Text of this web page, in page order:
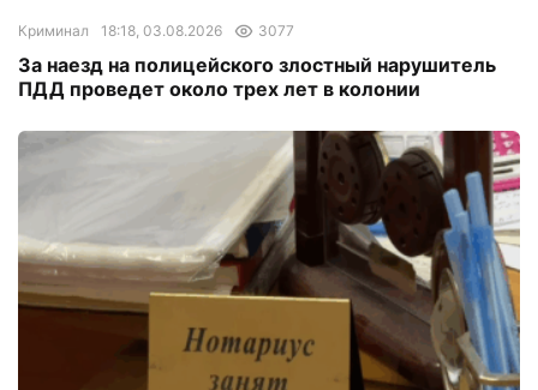
Криминал 18:18, 03.08.2026 3077
За наезд на полицейского злостный нарушитель
ПДД проведет около трех лет в колонии